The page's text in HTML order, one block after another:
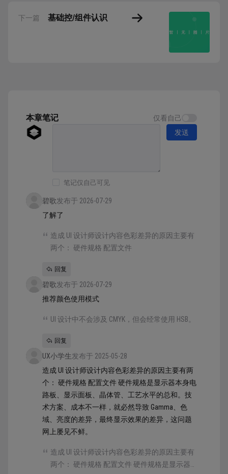
下一篇 基础控/组件认识
本章笔记 仅看自己
笔记仅自己可见
发送
碧歌发布于 2026-07-29
了解了
造成 UI 设计师设计内容色彩差异的原因主要有
两个： 硬件规格 配置文件
回复
碧歌发布于 2026-07-29
推荐颜色使用模式
UI 设计中不会涉及 CMYK，但会经常使用 HSB。
回复
UX小学生发布于 2025-05-28
造成 UI 设计师设计内容色彩差异的原因主要有两
个： 硬件规格 配置文件 硬件规格是显示器本身电
路板、显示面板、晶体管、工艺水平的总和。技
术方案、成本不一样，就必然导致 Gamma、色
域、亮度的差异，最终显示效果的差异，这问题
网上屡见不鲜。
造成 UI 设计师设计内容色彩差异的原因主要有
两个： 硬件规格 配置文件 硬件规格是显示器